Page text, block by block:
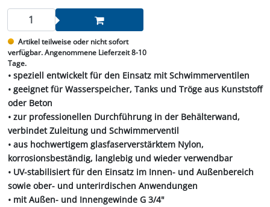
Artikel teilweise oder nicht sofort
verfügbar. Angenommene Lieferzeit 8-10
Tage.
• speziell entwickelt für den Einsatz mit Schwimmerventilen
• geeignet für Wasserspeicher, Tanks und Tröge aus Kunststoff
oder Beton
• zur professionellen Durchführung in der Behälterwand,
verbindet Zuleitung und Schwimmerventil
• aus hochwertigem glasfaserverstärktem Nylon,
korrosionsbeständig, langlebig und wieder verwendbar
• UV-stabilisiert für den Einsatz im Innen- und Außenbereich
sowie ober- und unterirdischen Anwendungen
• mit Außen- und Innengewinde G 3/4"